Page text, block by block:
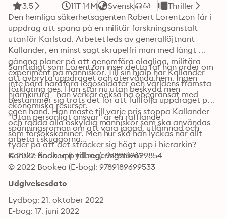
3.5 11T 14M Svensk
Thriller
Den hemliga säkerhetsagenten Robert Lorentzon får i
uppdrag att spana på en militär forskningsanstalt
utanför Karlstad. Arbetet leds av generallöjtnant
Kallander, en minst sagt skrupelfri man med långt
gångna planer på att genomföra olagliga, militära
experiment på människor. Till sin hjälp har Kallander
inte bara hårdföra legosoldater och världens främsta
hjärnkirurg - han verkar också ha obegränsat med
ekonomiska resurser.
Samtidigt som Lorentzon inser detta får han order om
att avbryta uppdraget och återvända hem. Ingen
förklaring ges. Han står nu utan beskydd men
bestämmer sig trots det för att fullfölja uppdraget på
egen hand. Han måste till varje pris stoppa Kallander
och rädda alla oskyldig människor som ska användas
som försökskaniner. Men hur ska han lyckas när allt
tyder på att det sträcker sig högt upp i hierarkin?
Kanske ända upp till regeringsnivå?
"Utan personligt ansvar" är en rafflande
spänningsroman om att vara jagad, utlämnad och
arbeta i skuggorna.
© 2022 Bookea (Lydbog): 9789189699854
© 2022 Bookea (E-bog): 9789189699533
Udgivelsesdato
Lydbog: 21. oktober 2022
E-bog: 17. juni 2022